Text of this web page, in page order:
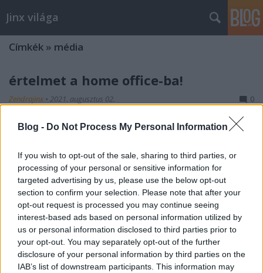
Blog - Do Not Process My Personal Information
If you wish to opt-out of the sale, sharing to third parties, or
processing of your personal or sensitive information for
targeted advertising by us, please use the below opt-out
section to confirm your selection. Please note that after your
opt-out request is processed you may continue seeing
interest-based ads based on personal information utilized by
us or personal information disclosed to third parties prior to
your opt-out. You may separately opt-out of the further
disclosure of your personal information by third parties on the
IAB’s list of downstream participants. This information may
Jinx világa
Címkék » média
értelmet a home office-ba!
Zendrajinx • 2021. augusztus 02. 0
A COVID sok mindenre megtanított engem is, meg
tapasztalat azt mutatta, hogy nem vagyunk
egyformák: volt, aki jobban bírta a
megpróbáltatásokat, mások kevésbé. Lassan egy éve
arról gondolkodom (néha másokkal együtt), hogy
mitől lesz valaki erősebb a…
nők, élet, bulvár, tanulás, minden!
Zendrajinx 2019. október 23.